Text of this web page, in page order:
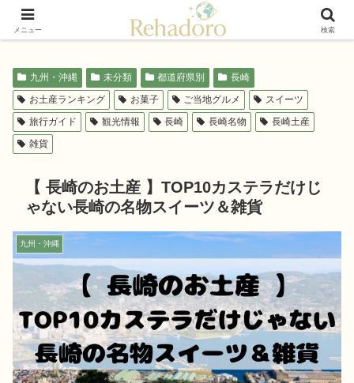
癒しと再発見の“黄金旅”ガイド
九州・沖縄 未分類 都道府県別
長崎
お土産ランキング
お菓子 ご当地グルメ
スイーツ
旅行ガイド
観光情報 長崎 長崎名物
長崎土産
雑貨
【 長崎のお土産 】TOP10カステラだけじ
ゃない長崎の名物スイーツ＆雑貨
九州・沖縄
メニュー 検索